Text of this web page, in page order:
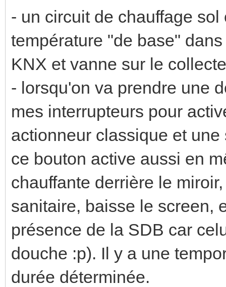
- un circuit de chauffage
température "de base"
KNX et vanne sur le
- lorsqu'on va prendre une
mes interrupteurs pour
actionneur classique et
ce bouton active aussi en
chauffante derrière le
sanitaire, baisse le screen,
présence de la SDB car
douche :p). Il y a une
durée déterminée.